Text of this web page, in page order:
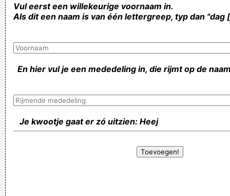
Vul eerst een willekeurige voornaam in.
Als dit een naam is van één lettergreep, typ dan "dag
En hier vul je een mededeling in, die rijmt op de
Je kwootje gaat er zó uitzien: Heej